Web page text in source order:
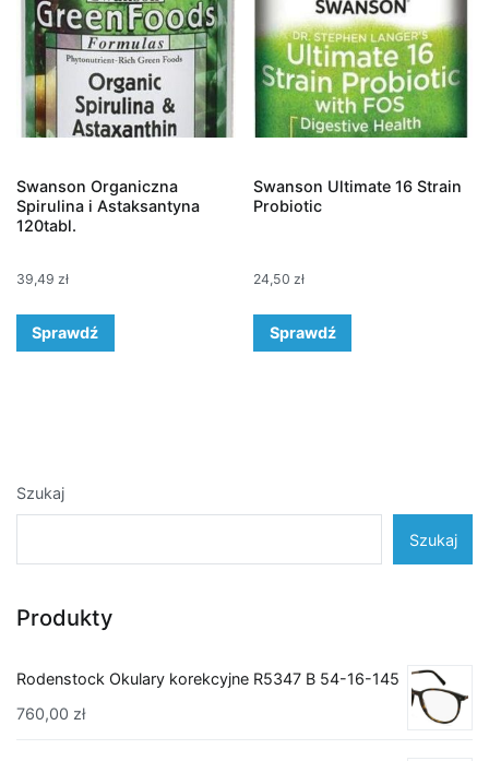
Swanson Organiczna
Spirulina i Astaksantyna
120tabl.
39,49 zł
Sprawdź
Swanson Ultimate 16 Strain
Probiotic
24,50zł
Sprawdź
Szukaj
Szukaj
Produkty
Rodenstock Okulary korekcyjne R5347 B 54-16-145
760,00 zł